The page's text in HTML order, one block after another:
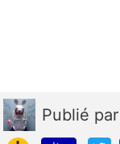
Publié par